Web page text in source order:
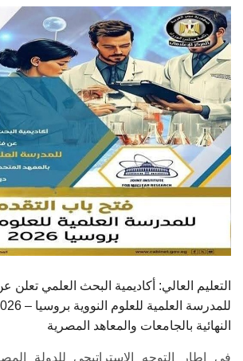
سجل الان
التعليم العالي: أكاديمية البحث العلمي تعلن
النهائية بالجامعات والمعاهد المصرية
في إطار التوجه الاستراتيجي للدولة